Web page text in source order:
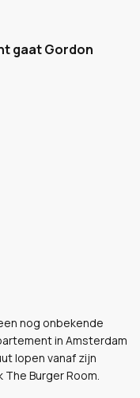
gaat Gordon
nog onbekende
in Amsterdam
lopen vanaf zijn
Burger Room.